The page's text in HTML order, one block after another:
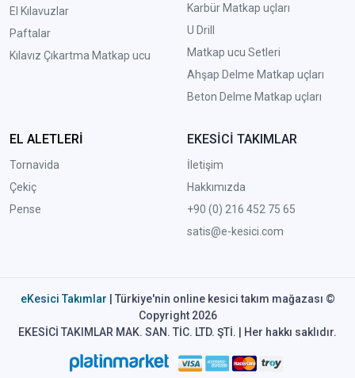
El Kılavuzlar
Paftalar
Kılavız Çıkartma Matkap ucu
Karbür Matkap uçları
U Drill
Matkap ucu Setleri
Ahşap Delme Matkap uçları
Beton Delme Matkap uçları
EL ALETLERİ
Tornavida
Çekiç
Pense
EKESİCİ TAKIMLAR
İletişim
Hakkımızda
+90 (0) 216 452 75 65
satis@e-kesici.com
eKesici Takımlar | Türkiye'nin online kesici takım mağazası ©
Copyright 2026
EKESİCİ TAKIMLAR MAK. SAN. TİC. LTD. ŞTİ. | Her hakkı saklıdır.